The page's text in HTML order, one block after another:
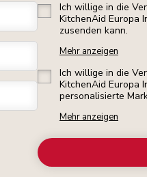
Ich willige in die
KitchenAid Europa
zusenden kann.
Mehr anzeigen
Ich willige in die
KitchenAid Europa
personalisierte
Mehr anzeigen